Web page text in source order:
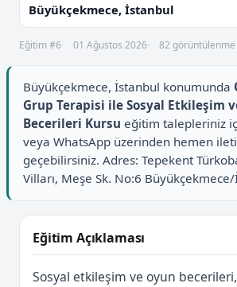
Büyükçekmece, İstanbul
Eğitim #6 01 Ağustos 2026 82 görüntülenme
Büyükçekmece, İstanbul konumunda
Grup Terapisi ile Sosyal Etkileşim
Becerileri Kursu eğitim talepleriniz
veya WhatsApp üzerinden hemen
geçebilirsiniz. Adres: Tepekent
Vilları, Meşe Sk. No:6
Eğitim Açıklaması
Sosyal etkileşim ve oyun